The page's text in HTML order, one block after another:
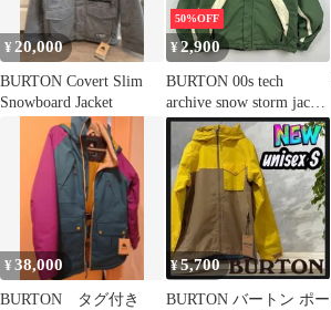
100% オレンジ 黒 グレ
ー メンズ サイズ M
OM11791HG
¥ 20,000
BURTON Covert Slim
Snowboard Jacket
50%OFF
¥2,900
BURTON 00s tech
archive snow storm jacket
W's S バートン テック
短丈 ストームジャケッ
ト テックシーム 希少
レア
¥38,000
BURTON タグ付き
¥5,700
BURTON バートン ポー